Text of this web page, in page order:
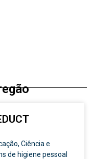
Ciência e
de higiene pessoal